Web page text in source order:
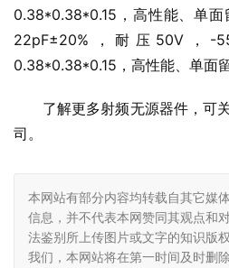
单面留边型
产品型号：
0.38*0.38*0.15，高性能、单
100±20%，耐压50V，-
产品型号：
22pF±20%，耐压50V
0.38*0.38*0.15，高性能、单面